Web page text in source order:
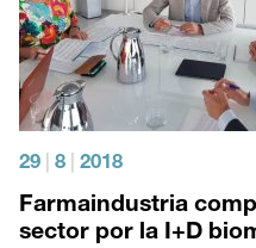
29 8 2018
Farmaindustria
sector por la I+D